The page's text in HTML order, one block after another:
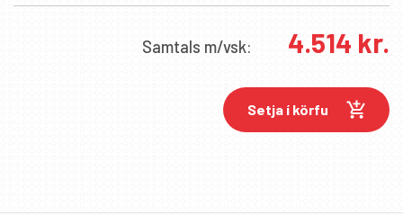
Samtals m/vsk: 4.514 kr.
Setja í körfu